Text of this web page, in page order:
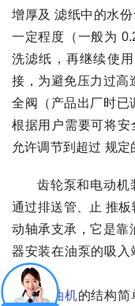
增厚及 滤纸中的水
一定程度（一般为
洗滤纸，再继续使
接，为避免压力过高
全阀（产品出厂时已
根据用户需要可将
允许调节到超过 规定
齿轮泵和电动机
通过排送管、止 推
动轴承支承，它是靠
器安装在油泵的吸入
油泵，
板框滤油机的结构简